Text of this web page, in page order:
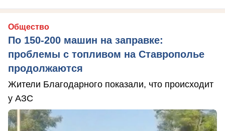
Общество
По 150-200 машин на заправке:
проблемы с топливом на Ставрополье
продолжаются
Жители Благодарного показали, что происходит
у АЗС